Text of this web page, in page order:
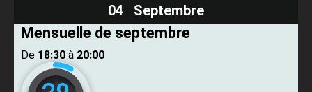
04 Septembre
Mensuelle de septembre
De ​ 18:30 ​ à ​ 20:00